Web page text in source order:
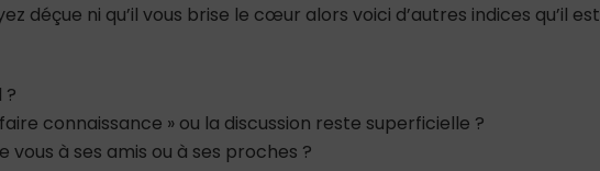
déçue ni qu’il vous brise le cœur alors voici d’autres indices qu’il est
?
connaissance » ou la discussion reste superficielle ?
vous à ses amis ou à ses proches ?